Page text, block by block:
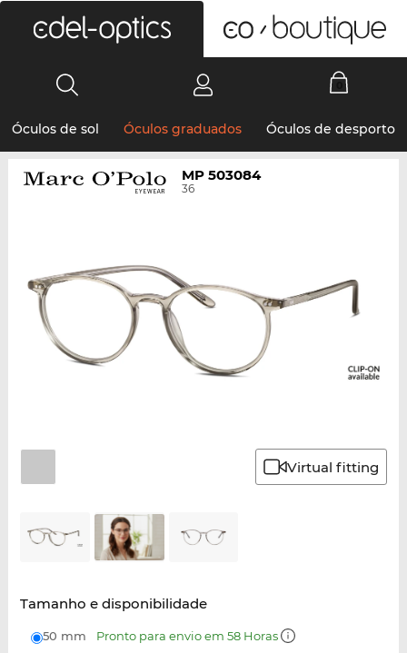
Óculos de sol Óculos graduados Óculos de desporto
MP 503084
36
Virtual fitting
Tamanho e disponibilidade
50 mm Pronto para envio em 58 Horas